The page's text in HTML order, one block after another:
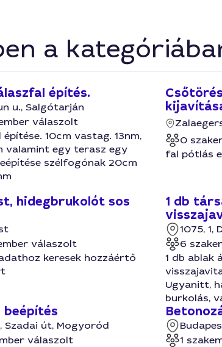
a
építés.
u., Salgótarján
válaszolt
10cm vastag. 13nm,
valamint egy terasz egy
szélfogónak 20cm
0
fal pótlás
hidegbrukolót sos
válaszolt
keresek hozzáértő
1 db
1075, 1,
6
1 db ablak
Ugyanitt,
burkolás,
Szadai út, Mogyoród
válaszolt
1